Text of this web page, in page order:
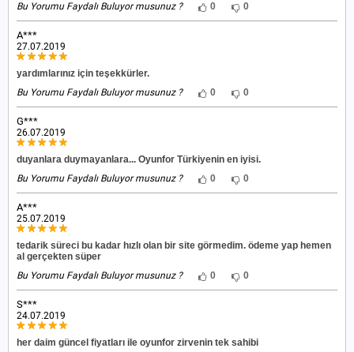
Bu Yorumu Faydalı Buluyor musunuz ?
0 0
A***
27.07.2019
yardımlarınız için teşekkürler.
Bu Yorumu Faydalı Buluyor musunuz ?
0 0
G***
26.07.2019
duyanlara duymayanlara... Oyunfor Türkiyenin en iyisi.
Bu Yorumu Faydalı Buluyor musunuz ?
0 0
A***
25.07.2019
tedarik süreci bu kadar hızlı olan bir site görmedim. ödeme yap hemen
al gerçekten süper
Bu Yorumu Faydalı Buluyor musunuz ?
0 0
S***
24.07.2019
her daim güncel fiyatları ile oyunfor zirvenin tek sahibi